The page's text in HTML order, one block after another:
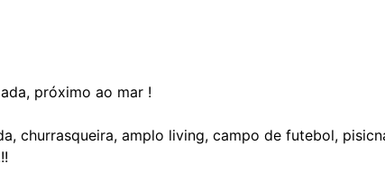
próximo ao mar !
churrasqueira, amplo living, campo de futebol,